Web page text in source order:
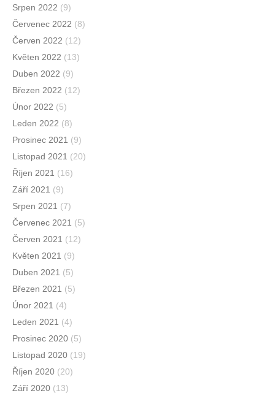
Srpen 2022 (9)
Červenec 2022 (8)
Červen 2022 (12)
Květen 2022 (13)
Duben 2022 (9)
Březen 2022 (12)
Únor 2022 (5)
Leden 2022 (8)
Prosinec 2021 (9)
Listopad 2021 (20)
Říjen 2021 (16)
Září 2021 (9)
Srpen 2021 (7)
Červenec 2021 (5)
Červen 2021 (12)
Květen 2021 (9)
Duben 2021 (5)
Březen 2021 (5)
Únor 2021 (4)
Leden 2021 (4)
Prosinec 2020 (5)
Listopad 2020 (19)
Říjen 2020 (20)
Září 2020 (13)